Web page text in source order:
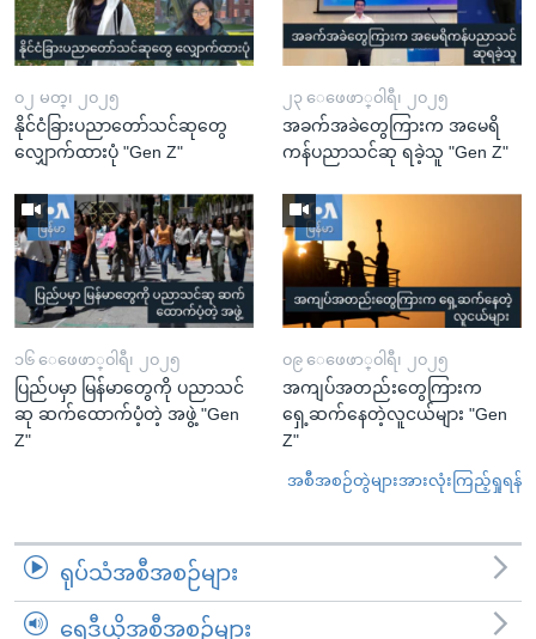
၀၂ မတ္၊ ၂၀၂၅
နိုင်ငံခြားပညာတော်သင်ဆုတွေ
လျှောက်ထားပုံ "Gen Z"
၂၃ ေဖေဖာ္၀ါရီ၊ ၂၀၂၅
အခက်အခဲတွေကြားက အမေရိ
ကန်ပညာသင်ဆု ရခဲ့သူ "Gen Z"
၁၆ ေဖေဖာ္၀ါရီ၊ ၂၀၂၅
ပြည်ပမှာ မြန်မာတွေကို ပညာသင်
ဆု ဆက်ထောက်ပံ့တဲ့ အဖွဲ့ "Gen
Z"
၀၉ ေဖေဖာ္၀ါရီ၊ ၂၀၂၅
အကျပ်အတည်းတွေကြားက
ရှေ့ဆက်နေတဲ့လူငယ်များ "Gen
Z"
အစီအစဉ်တွဲများအားလုံးကြည့်ရှုရန်
ရုပ်သံအစီအစဉ်များ
ရေဒီယိုအစီအစဉ်များ